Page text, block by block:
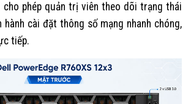
cho phép quản trị viên theo dõi trạng thái
cài đặt thông số mạng nhanh chóng,
tiếp.